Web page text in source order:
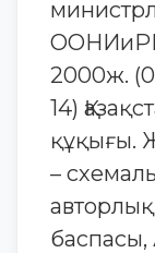
2000ж.
14)
құқығы.
–